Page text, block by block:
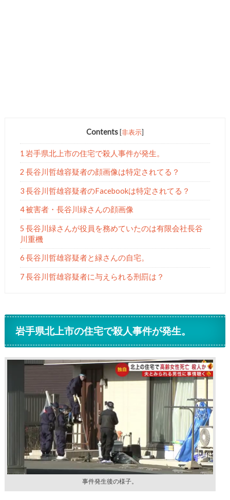
Contents [非表示]
1 岩手県北上市の住宅で殺人事件が発生。
2 長谷川哲雄容疑者の顔画像は特定されてる？
3 長谷川哲雄容疑者のFacebookは特定されてる？
4 被害者・長谷川緑さんの顔画像
5 長谷川緑さんが役員を務めていたのは有限会社長谷
川重機
6 長谷川哲雄容疑者と緑さんの自宅。
7 長谷川哲雄容疑者に与えられる刑罰は？
岩手県北上市の住宅で殺人事件が発生。
事件発生後の様子。